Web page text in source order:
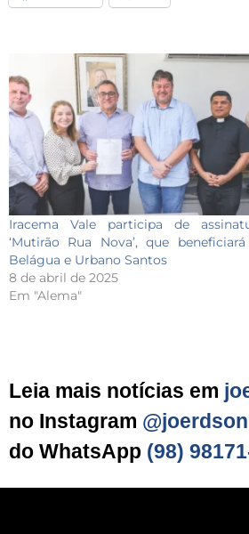
Iracema Vale participa de
‘Mutirão Rua Nova’, que
Belágua e Urbano Santos
8 de abril de 2025
Em "Alema"
Leia mais notícias em
no Instagram
do WhatsApp (98)